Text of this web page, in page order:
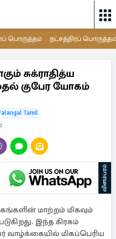
பொருத்தம் நட்சத்திரப்
சுக்ராதித்ய
குபேர யோகம்
Tamil
விளம்பரம்
மாற்றம் மிகவும்
இந்த கிரகம்
வாழ்க்கையில் மிகப்பெரிய